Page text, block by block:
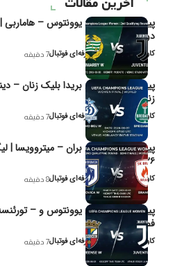
پیش‌بینی و تحلیل یوونتوس – هاماربی |
دوم مرحله
کاوه نیک‌فر، تحلیل‌گر حرفه‌ای فوتبال7 دقیقه
زنان یوفا
کاوه نیک‌فر، تحلیل‌گر حرفه‌ای فوتبال7 دقیقه
پیش‌بینی و تحلیل بران – میتروویسا |
۲۰۲۶
کاوه نیک‌فر، تحلیل‌گر حرفه‌ای فوتبال8 دقیقه
پیش‌بینی و تحلیل یوونتوس و – تورئنسه
فصل ۲۰۲۶
کاوه نیک‌فر، تحلیل‌گر حرفه‌ای فوتبال7 دقیقه